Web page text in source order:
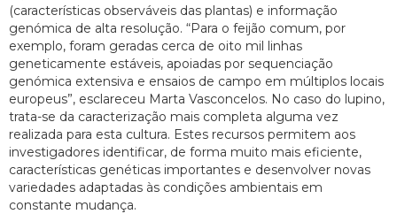
(características observáveis das plantas) e informação
genómica de alta resolução. “Para o feijão comum, por
exemplo, foram geradas cerca de oito mil linhas
geneticamente estáveis, apoiadas por sequenciação
genómica extensiva e ensaios de campo em múltiplos locais
europeus”, esclareceu Marta Vasconcelos. No caso do lupino,
trata-se da caracterização mais completa alguma vez
realizada para esta cultura. Estes recursos permitem aos
investigadores identificar, de forma muito mais eficiente,
características genéticas importantes e desenvolver novas
variedades adaptadas às condições ambientais em
constante mudança.